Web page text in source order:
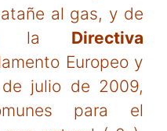
al gas, y de
la Directiva
Europeo y
julio de 2009,
para el